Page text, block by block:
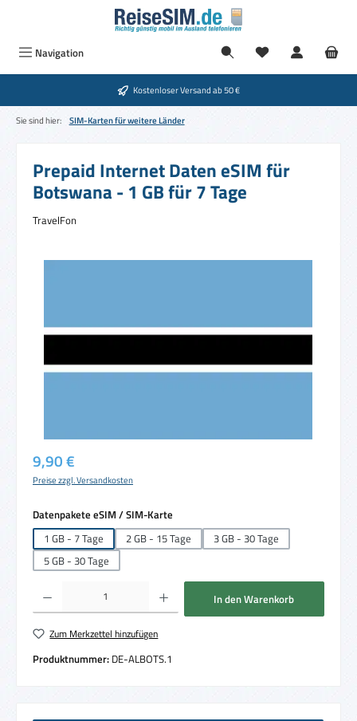
Zum Hauptinhalt springen
Navigation
Kostenloser Versand ab 50 €
Sie sind hier: SIM-Karten für weitere Länder
Prepaid Internet Daten eSIM für
Botswana - 1 GB für 7 Tage
TravelFon
Regulärer Preis:
9,90 €
Preise zzgl. Versandkosten
Datenpakete eSIM / SIM-Karte
1 GB - 7 Tage
2 GB - 15 Tage
3 GB - 30 Tage
5 GB - 30 Tage
Produkt Anzahl: Gib den gewünschten Wert ein oder benutze die Schaltflächen um
In den Warenkorb
Zum Merkzettel hinzufügen
Produktnummer: DE-ALBOTS.1